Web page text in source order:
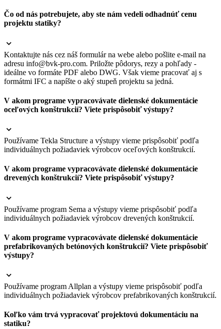
Čo od nás potrebujete, aby ste nám vedeli odhadnúť cenu
projektu statiky?
Kontaktujte nás cez náš formulár na webe alebo pošlite e-mail na
adresu info@bvk-pro.com. Priložte pôdorys, rezy a pohľady -
ideálne vo formáte PDF alebo DWG. Však vieme pracovať aj s
formátmi IFC a napíšte o aký stupeň projektu sa jedná.
V akom programe vypracovávate dielenské dokumentácie
oceľových konštrukcií? Viete prispôsobiť výstupy?
Používame Tekla Structure a výstupy vieme prispôsobiť podľa
individuálnych požiadaviek výrobcov oceľových konštrukcií.
V akom programe vypracovávate dielenské dokumentácie
drevených konštrukcií? Viete prispôsobiť výstupy?
Používame program Sema a výstupy vieme prispôsobiť podľa
individuálnych požiadaviek výrobcov drevených konštrukcií.
V akom programe vypracovávate dielenské dokumentácie
prefabrikovaných betónových konštrukcií? Viete prispôsobiť
výstupy?
Používame program Allplan a výstupy vieme prispôsobiť podľa
individuálnych požiadaviek výrobcov prefabrikovaných konštrukcií.
Koľko vám trvá vypracovať projektovú dokumentáciu na
statiku?